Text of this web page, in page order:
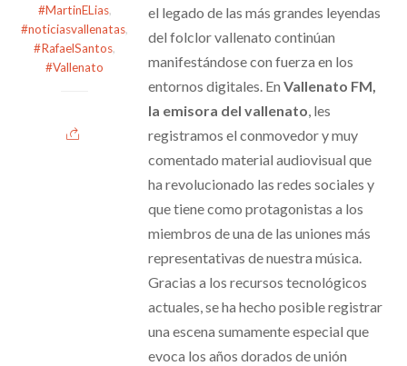
#MartinELias,
#noticiasvallenatas,
#RafaelSantos,
#Vallenato
el legado de las más grandes leyendas
del folclor vallenato continúan
manifestándose con fuerza en los
entornos digitales. En Vallenato FM,
la emisora del vallenato, les
registramos el conmovedor y muy
comentado material audiovisual que
ha revolucionado las redes sociales y
que tiene como protagonistas a los
miembros de una de las uniones más
representativas de nuestra música.
Gracias a los recursos tecnológicos
actuales, se ha hecho posible registrar
una escena sumamente especial que
evoca los años dorados de unión